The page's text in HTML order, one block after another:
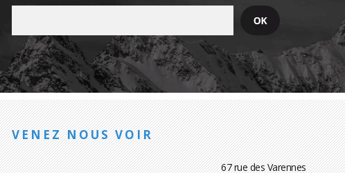
VENEZ NOUS VOIR
67 rue des Varennes